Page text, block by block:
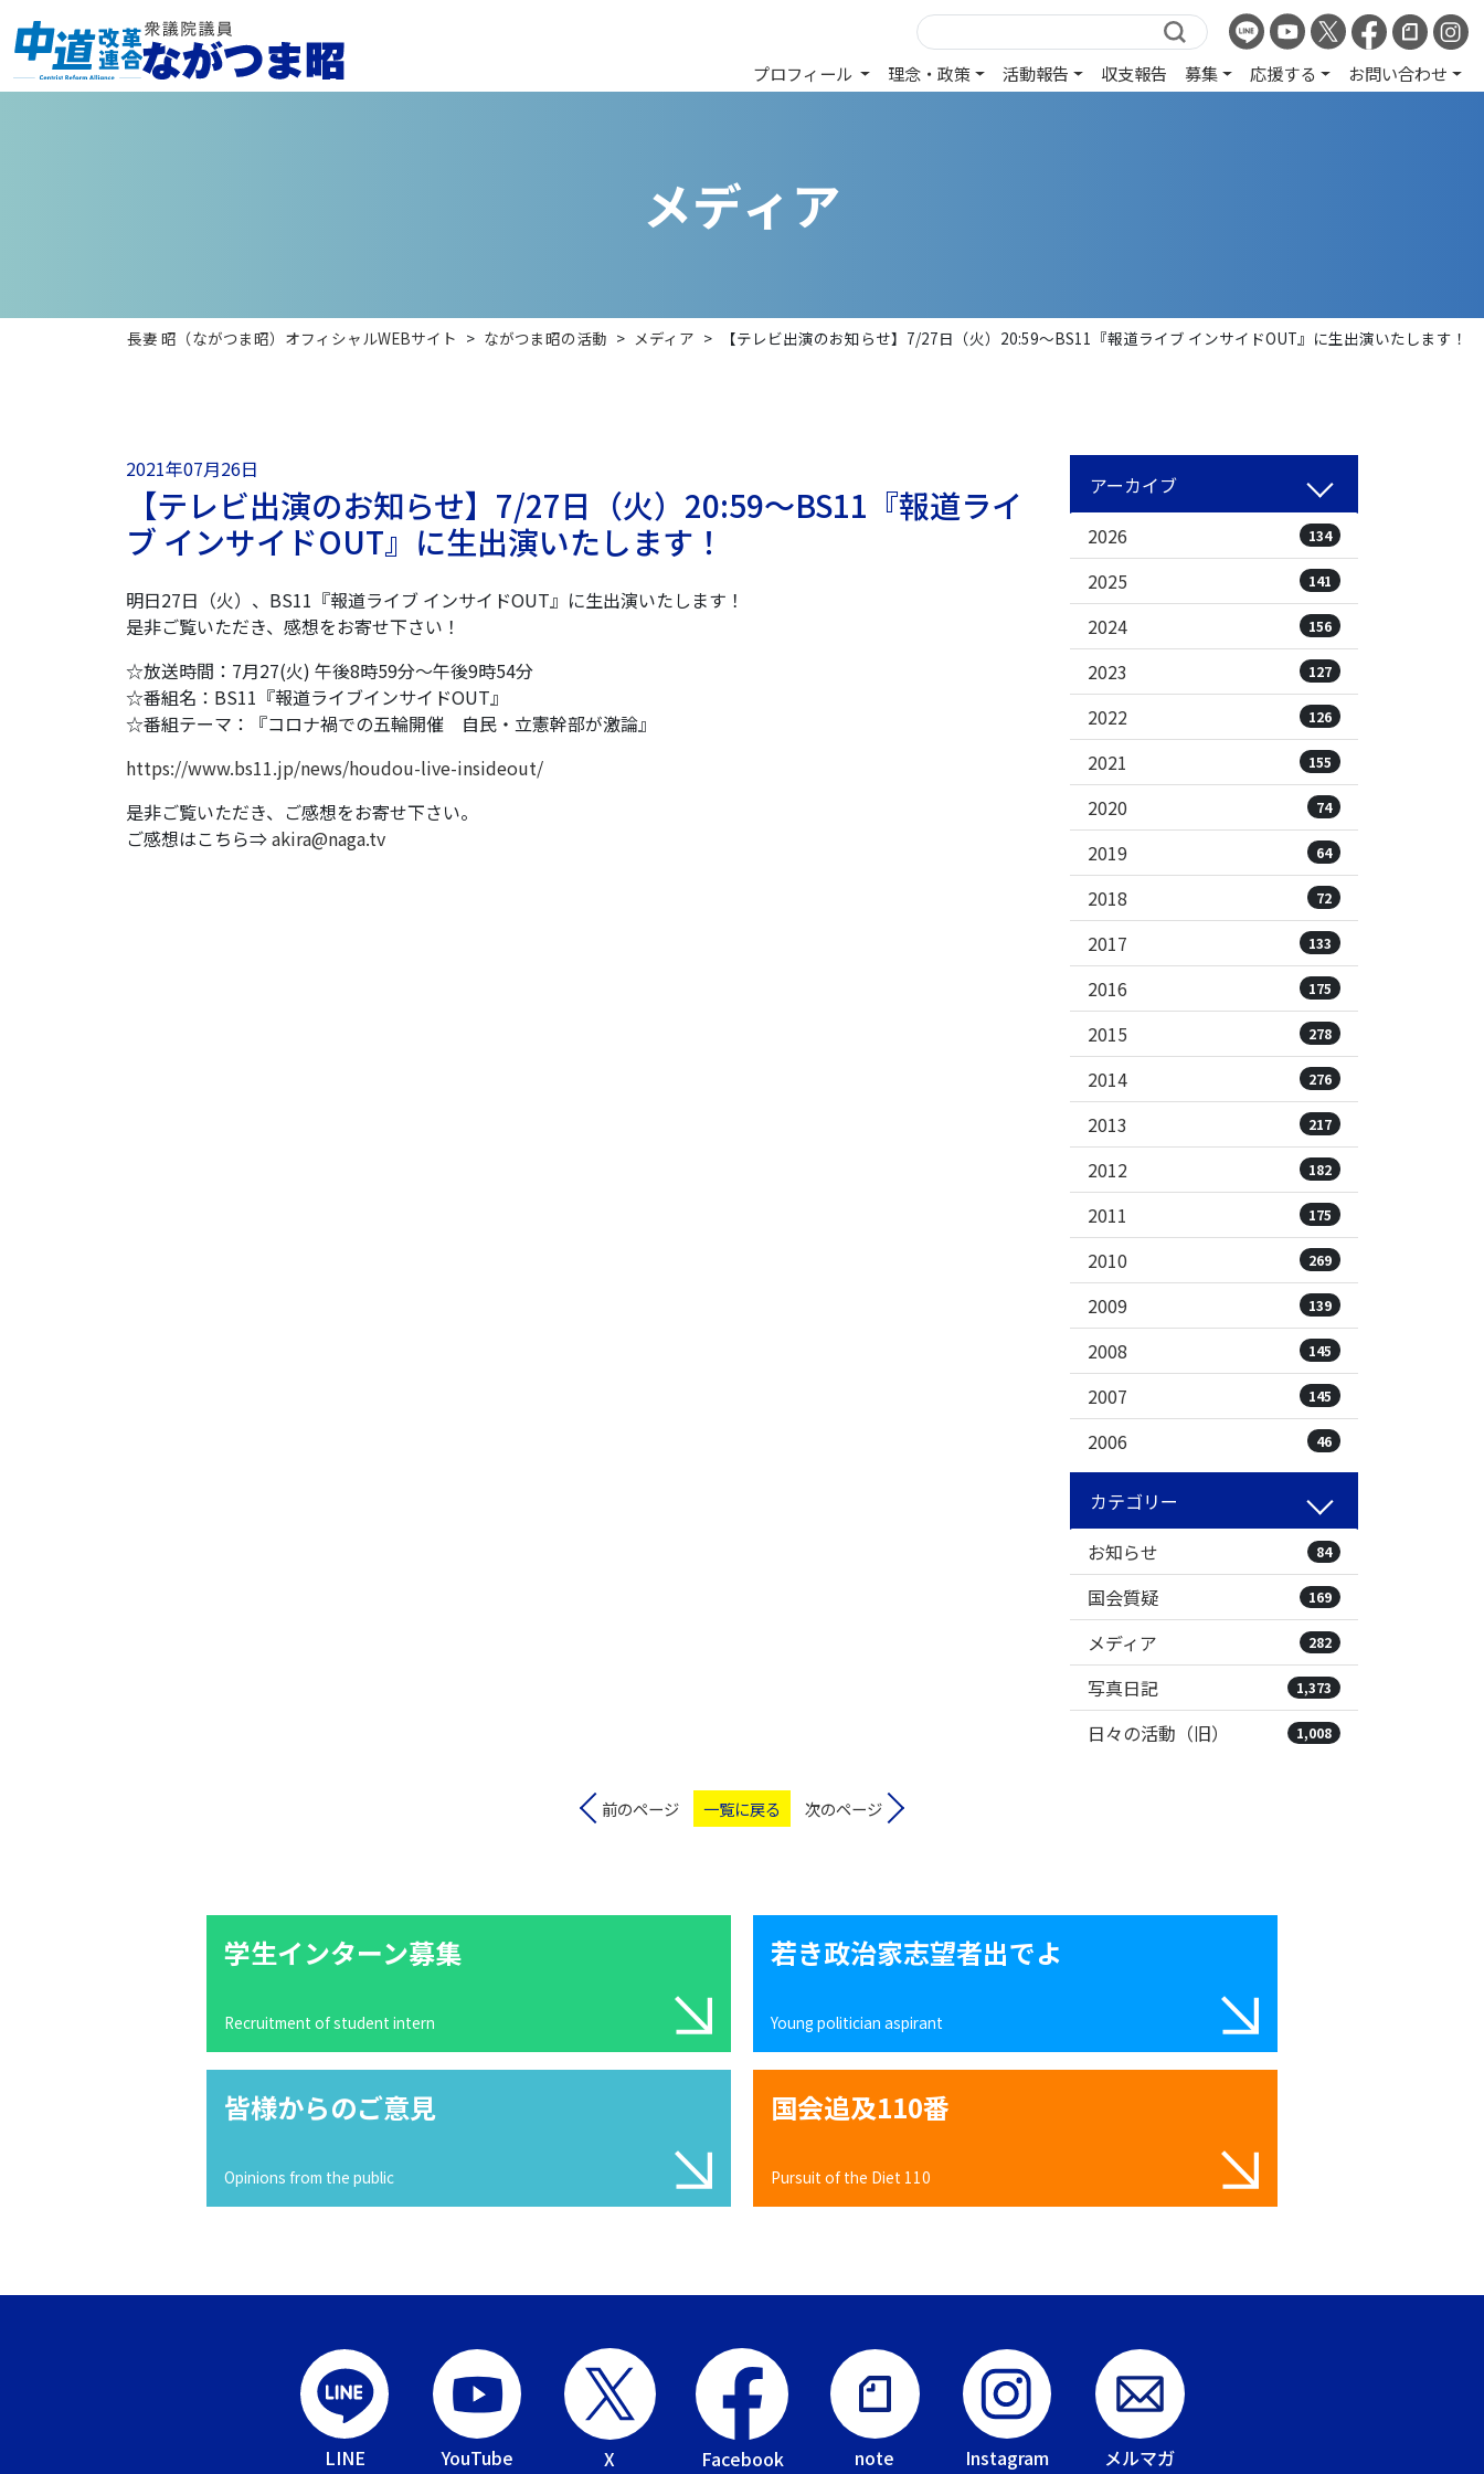
プロフィール 理念・政策 活動報告 収支報告 募集 応援する お問い合わせ
メディ ア
長妻 昭（ながつま昭）オフィシャルWEBサイト > ながつま昭の活動 > メディア > 【テレビ出演のお知らせ】7/27日（火）20:59〜BS11『報道ライブ インサイドOUT』に生出演いたします！
2021年07月26日
【テレビ出演のお知らせ】7/27日（火）20:59〜BS11『報道ライ
ブ インサイドOUT』に生出演いたします！
明日27日（火）、BS11『報道ライブ インサイドOUT』に生出演いたします！
是非ご覧いただき、感想をお寄せ下さい！
☆放送時間：7月27(火) 午後8時59分〜午後9時54分
☆番組名：BS11『報道ライブインサイドOUT』
☆番組テーマ：『コロナ禍での五輪開催 自民・立憲幹部が激論』
https://www.bs11.jp/news/houdou-live-insideout/
是非ご覧いただき、ご感想をお寄せ下さい。
ご感想はこちら⇒akira@naga.tv
アーカイブ
2026
134
2025 141
2024 156
2023 127
2022 126
2021 155
2020 74
2019 64
2018 72
2017 133
2016 175
2015 278
2014 276
2013 217
2012 182
2011 175
2010 269
2009 139
2008 145
2007 145
2006 46
カテゴリー
お知らせ
84
国会質疑 169
メディア 282
写真日記 1,373
日々の活動（旧） 1,008
前のページ 一覧に戻る 次のページ
学生インターン募集
Recruitment of student intern
若き政治家志望者出でよ
Young politician aspirant
皆様からのご意見
Opinions from the public
国会追及110番
Pursuit of the Diet 110
LINE YouTube X Facebook note Instagram メルマガ